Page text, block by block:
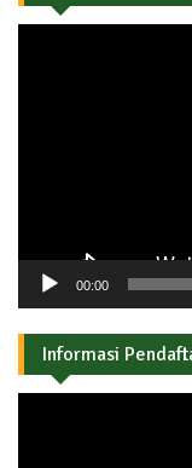
00:00
Informasi